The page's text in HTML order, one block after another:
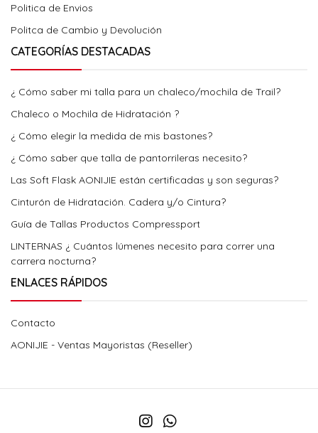
Politica de Envios
Politca de Cambio y Devolución
CATEGORÍAS DESTACADAS
¿ Cómo saber mi talla para un chaleco/mochila de Trail?
Chaleco o Mochila de Hidratación ?
¿ Cómo elegir la medida de mis bastones?
¿ Cómo saber que talla de pantorrileras necesito?
Las Soft Flask AONIJIE están certificadas y son seguras?
Cinturón de Hidratación. Cadera y/o Cintura?
Guía de Tallas Productos Compressport
LINTERNAS ¿ Cuántos lúmenes necesito para correr una
carrera nocturna?
ENLACES RÁPIDOS
Contacto
AONIJIE - Ventas Mayoristas (Reseller)